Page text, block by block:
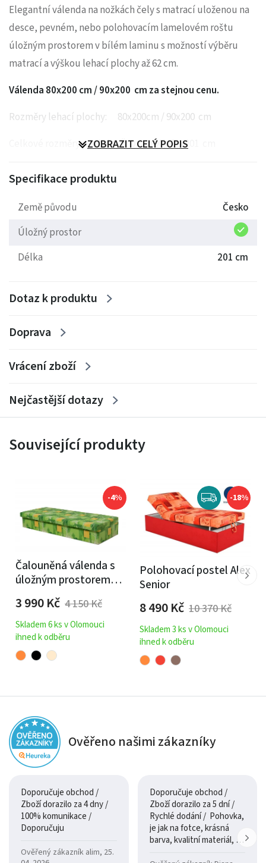
Elegantní válenda na nožkách čely s matrací uloženou na
desce, pevném, nebo polohovacím lamelovém roštu
úložným prostorem v bílém laminu s možností výběru
matrací a výškou lehací plochy až 62 cm.
Válenda 80x200 cm / 90x200 cm za stejnou cenu.
Rozměry lehací plochy: 80x200cm / 90x200 cm
Celkové rozměry postele: Š/D (90) 91x201 cm
Celkové rozměry postele: Š/D (80) 81x201 cm
Perseus: 51cm, do 90kg, v.10cm.
Pegas: 54cm, do 90kg, v.12cm.
Áres: 61cm, do 110kg, v.20cm
Neptun: 57cm, do 100kg, v.16cm.
naleznete v obrázcích.
ZOBRAZIT CELÝ POPIS
Specifikace produktu
Země původu
Česko
Úložný prostor
Délka
201 cm
Dotaz k produktu
Doprava
Vrácení zboží
Nejčastější dotazy
Související produkty
-4%
Čalouněná válenda s
úložným prostorem
Karel - molitanová
3 990Kč 4 150Kč
Skladem 6 ks v Olomouci
ihned k odběru
-18%
Polohovací postel Alex
Senior
8 490Kč 10 370Kč
Skladem 3 ks v Olomouci
ihned k odběru
Ověřeno našimi zákazníky
Doporučuje obchod /
Zboží dorazilo za 4 dny /
100% komunikace /
Doporučuju
Ověřený zákazník alim, 25.
Doporučuje obchod /
Zboží dorazilo za 5 dní /
Rychlé dodání / Pohovka,
je jak na fotce, krásná
barva, kvalitní materiál, a